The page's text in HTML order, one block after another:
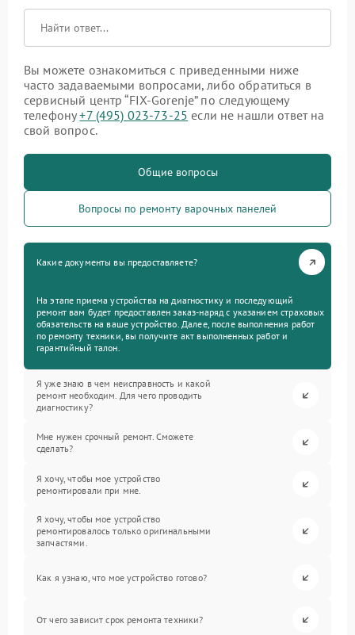
Вы можете ознакомиться с приведенными ниже
часто задаваемыми вопросами, либо обратиться в
сервисный центр “FIX-Gorenje” по следующему
телефону+7 (495) 023-73-25 если не нашли ответ на
свой вопрос.
Общие вопросы
Вопросы по ремонту варочных панелей
Какие документы вы предоставляете?
На этапе приема устройства на диагностику и последующий
ремонт вам будет предоставлен заказ-наряд с указанием страховых
обязательств на ваше устройство. Далее, после выполнения работ
по ремонту техники, вы получите акт выполненных работ и
гарантийный талон.
Я уже знаю в чем неисправность и какой
ремонт необходим. Для чего проводить
диагностику?
Мне нужен срочный ремонт. Сможете
сделать?
Я хочу, чтобы мое устройство
ремонтировали при мне.
Я хочу, чтобы мое устройство
ремонтировалось только оригинальными
запчастями.
Как я узнаю, что мое устройство готово?
От чего зависит срок ремонта техники?